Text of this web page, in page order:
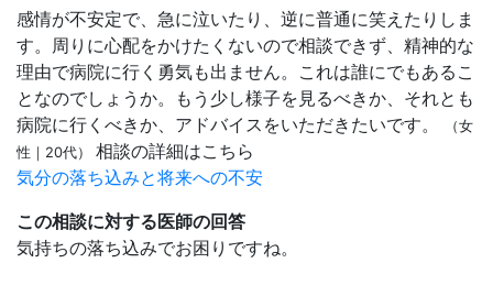
感情が不安定で、急に泣いたり、逆に普通に笑えたりしま
す。周りに心配をかけたくないので相談できず、精神的な
理由で病院に行く勇気も出ません。これは誰にでもあるこ
となのでしょうか。もう少し様子を見るべきか、それとも
病院に行くべきか、アドバイスをいただきたいです。
（女
性｜20代） 相談の詳細はこちら
気分の落ち込みと将来への不安
この相談に対する医師の回答
気持ちの落ち込みでお困りですね。